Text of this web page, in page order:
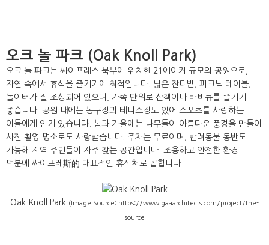
오크 놀 파크 (Oak Knoll Park)
오크 놀 파크는 싸이프레스 북부에 위치한 21에이커 규모의 공원으로,
자연 속에서 휴식을 즐기기에 최적입니다. 넓은 잔디밭, 피크닉 테이블,
놀이터가 잘 조성되어 있으며, 가족 단위로 산책이나 바비큐를 즐기기
좋습니다. 공원 내에는 농구장과 테니스장도 있어 스포츠를 사랑하는
이들에게 인기 있습니다. 봄과 가을에는 나무들이 아름다운 풍경을 만들어
사진 촬영 명소로도 사랑받습니다. 주차는 무료이며, 반려동물 동반도
가능해 지역 주민들이 자주 찾는 공간입니다. 조용하고 안전한 환경
덕분에 싸이프레斯的 대표적인 휴식처로 꼽힙니다.
Oak Knoll Park (Image Source: https://www.gaaarchitects.com/project/the-
source